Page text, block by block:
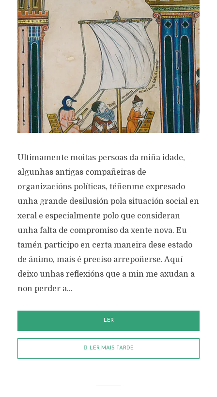
Ultimamente moitas persoas da miña idade,
algunhas antigas compañeiras de
organizacións políticas, téñenme expresado
unha grande desilusión pola situación social en
xeral e especialmente polo que consideran
unha falta de compromiso da xente nova. Eu
tamén participo en certa maneira dese estado
de ánimo, mais é preciso arrepoñerse. Aquí
deixo unhas reflexións que a min me axudan a
non perder a...
LER
LER MAIS TARDE